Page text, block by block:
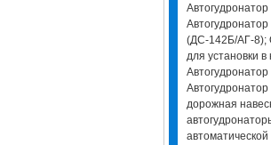
(ДС-142Б/АГ-8);
для установки
дорожная